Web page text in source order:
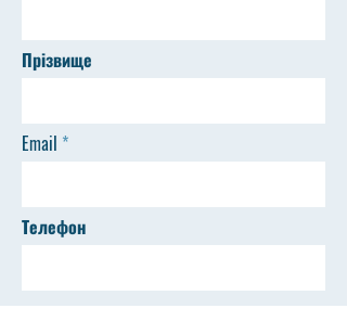
Прізвище
Email
Телефон